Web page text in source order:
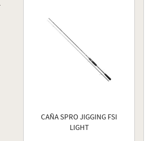
CAÑA SPRO JIGGING FSI
LIGHT